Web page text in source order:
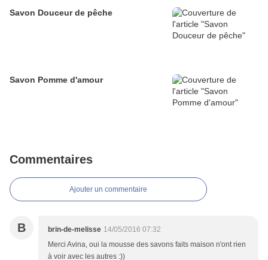
Savon Douceur de pêche
Savon Pomme d'amour
Commentaires
Ajouter un commentaire
B brin-de-melisse 14/05/2016 07:32
Merci Avina, oui la mousse des savons faits maison n'ont rien
à voir avec les autres :))